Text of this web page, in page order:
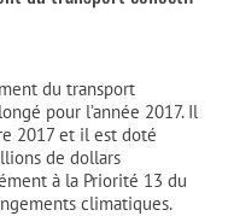
du transport
pour l’année 2017. Il
2017 et il est doté
de dollars
à la Priorité 13 du
climatiques.